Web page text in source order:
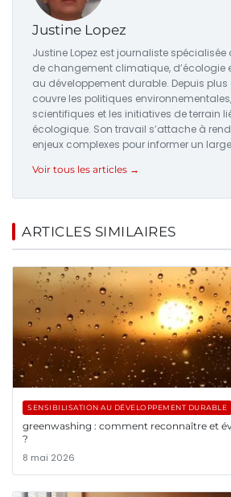
Justine Lopez
Justine Lopez est journaliste
de changement climatique, d’écologie
au développement durable. Depuis plus
couvre les politiques
scientifiques et les initiatives de terrain
écologique. Son travail s’attache à
enjeux complexes pour informer un
Voir tous les articles →
ARTICLES SIMILAIRES
SENSIBILISATION AU DÉVELOPPEMENT DURABLE
greenwashing : comment reconnaître et
?
8 mai 2026